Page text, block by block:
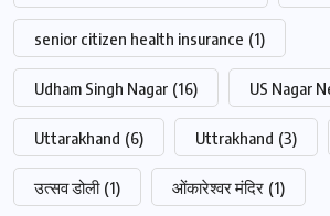
senior citizen health insurance (1)
Udham Singh Nagar (16) US Nagar
Uttarakhand (6) Uttrakhand (3)
उत्सव डोली (1) ओंकारेश्वर मंदिर (1)